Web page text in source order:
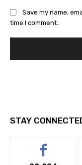
Save my name,
time I comment.
STAY